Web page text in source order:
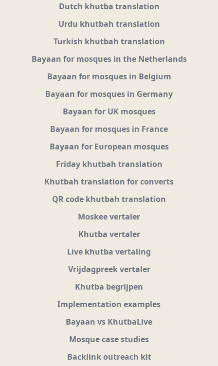
Dutch khutba translation
Urdu khutbah translation
Turkish khutbah translation
Bayaan for mosques in the Netherlands
Bayaan for mosques in Belgium
Bayaan for mosques in Germany
Bayaan for UK mosques
Bayaan for mosques in France
Bayaan for European mosques
Friday khutbah translation
Khutbah translation for converts
QR code khutbah translation
Moskee vertaler
Khutba vertaler
Live khutba vertaling
Vrijdagpreek vertaler
Khutba begrijpen
Implementation examples
Bayaan vs KhutbaLive
Mosque case studies
Backlink outreach kit